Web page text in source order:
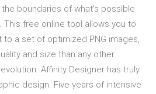
boundaries of what’s possible
free online tool allows you to
to a set of optimized PNG images,
and size than any other
Affinity Designer has truly
design. Five years of intensive